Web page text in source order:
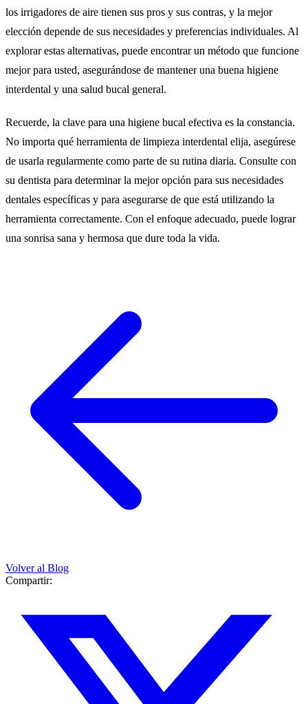
los irrigadores de aire tienen sus pros y sus contras, y la mejor
elección depende de sus necesidades y preferencias individuales. Al
explorar estas alternativas, puede encontrar un método que funcione
mejor para usted, asegurándose de mantener una buena higiene
interdental y una salud bucal general.
Recuerde, la clave para una higiene bucal efectiva es la constancia.
No importa qué herramienta de limpieza interdental elija, asegúrese
de usarla regularmente como parte de su rutina diaria. Consulte con
su dentista para determinar la mejor opción para sus necesidades
dentales específicas y para asegurarse de que está utilizando la
herramienta correctamente. Con el enfoque adecuado, puede lograr
una sonrisa sana y hermosa que dure toda la vida.
Volver al Blog
Compartir: